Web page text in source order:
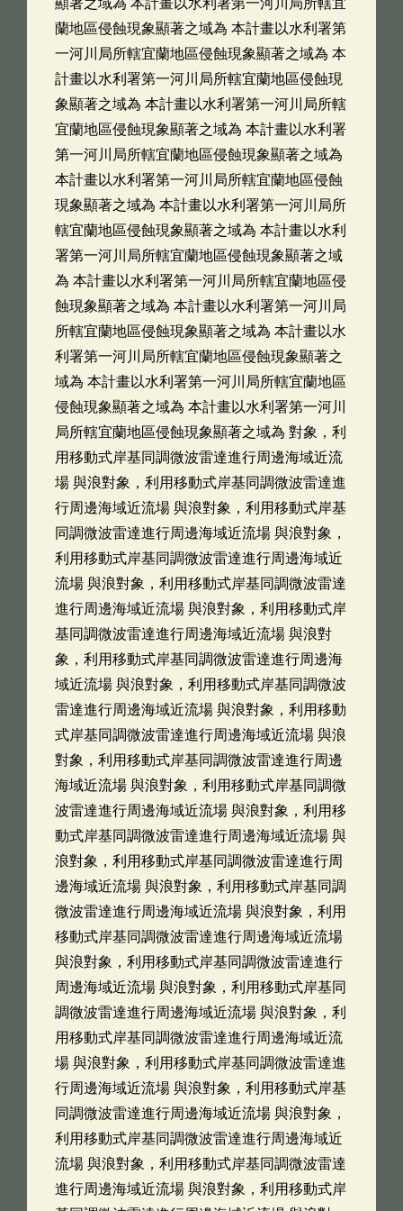
顯著之域為 本計畫以水利署第一河川局所轄宜
蘭地區侵蝕現象顯著之域為 本計畫以水利署第
一河川局所轄宜蘭地區侵蝕現象顯著之域為 本
計畫以水利署第一河川局所轄宜蘭地區侵蝕現
象顯著之域為 本計畫以水利署第一河川局所轄
宜蘭地區侵蝕現象顯著之域為 本計畫以水利署
第一河川局所轄宜蘭地區侵蝕現象顯著之域為
本計畫以水利署第一河川局所轄宜蘭地區侵蝕
現象顯著之域為 本計畫以水利署第一河川局所
轄宜蘭地區侵蝕現象顯著之域為 本計畫以水利
署第一河川局所轄宜蘭地區侵蝕現象顯著之域
為 本計畫以水利署第一河川局所轄宜蘭地區侵
蝕現象顯著之域為 本計畫以水利署第一河川局
所轄宜蘭地區侵蝕現象顯著之域為 本計畫以水
利署第一河川局所轄宜蘭地區侵蝕現象顯著之
域為 本計畫以水利署第一河川局所轄宜蘭地區
侵蝕現象顯著之域為 本計畫以水利署第一河川
局所轄宜蘭地區侵蝕現象顯著之域為 對象，利
用移動式岸基同調微波雷達進行周邊海域近流
場 與浪對象，利用移動式岸基同調微波雷達進
行周邊海域近流場 與浪對象，利用移動式岸基
同調微波雷達進行周邊海域近流場 與浪對象，
利用移動式岸基同調微波雷達進行周邊海域近
流場 與浪對象，利用移動式岸基同調微波雷達
進行周邊海域近流場 與浪對象，利用移動式岸
基同調微波雷達進行周邊海域近流場 與浪對
象，利用移動式岸基同調微波雷達進行周邊海
域近流場 與浪對象，利用移動式岸基同調微波
雷達進行周邊海域近流場 與浪對象，利用移動
式岸基同調微波雷達進行周邊海域近流場 與浪
對象，利用移動式岸基同調微波雷達進行周邊
海域近流場 與浪對象，利用移動式岸基同調微
波雷達進行周邊海域近流場 與浪對象，利用移
動式岸基同調微波雷達進行周邊海域近流場 與
浪對象，利用移動式岸基同調微波雷達進行周
邊海域近流場 與浪對象，利用移動式岸基同調
微波雷達進行周邊海域近流場 與浪對象，利用
移動式岸基同調微波雷達進行周邊海域近流場
與浪對象，利用移動式岸基同調微波雷達進行
周邊海域近流場 與浪對象，利用移動式岸基同
調微波雷達進行周邊海域近流場 與浪對象，利
用移動式岸基同調微波雷達進行周邊海域近流
場 與浪對象，利用移動式岸基同調微波雷達進
行周邊海域近流場 與浪對象，利用移動式岸基
同調微波雷達進行周邊海域近流場 與浪對象，
利用移動式岸基同調微波雷達進行周邊海域近
流場 與浪對象，利用移動式岸基同調微波雷達
進行周邊海域近流場 與浪對象，利用移動式岸